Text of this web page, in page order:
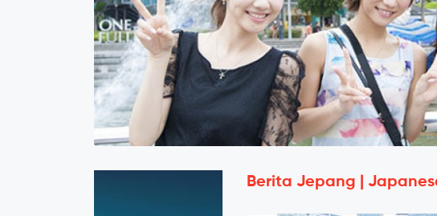
Berita Jepang |